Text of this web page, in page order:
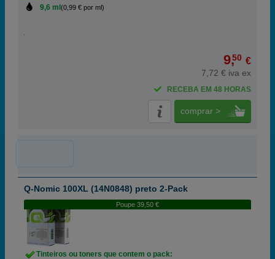
9,6 ml (0,99 € por ml)
9,50 €
7,72 € iva ex
RECEBA EM 48 HORAS
comprar >
Q-Nomic 100XL (14N0848) preto 2-Pack
Poupe 39,50 €
Tinteiros ou toners que contem o pack: